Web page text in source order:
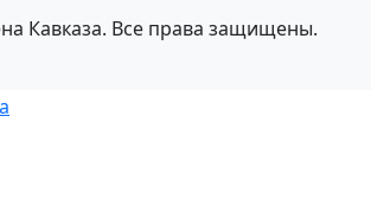
Кавказа. Все права защищены.